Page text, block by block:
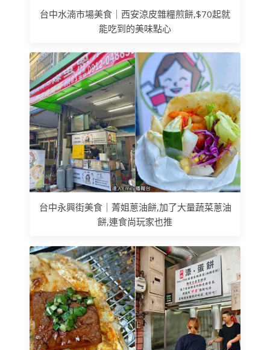
台中水湳市場美食｜西安涼皮雜糧煎餅,$70起就
能吃到的美味點心
台中永興街美食｜菁姐蔥油餅,加了大量蔬菜蔥油
餅,連食尚玩家也推